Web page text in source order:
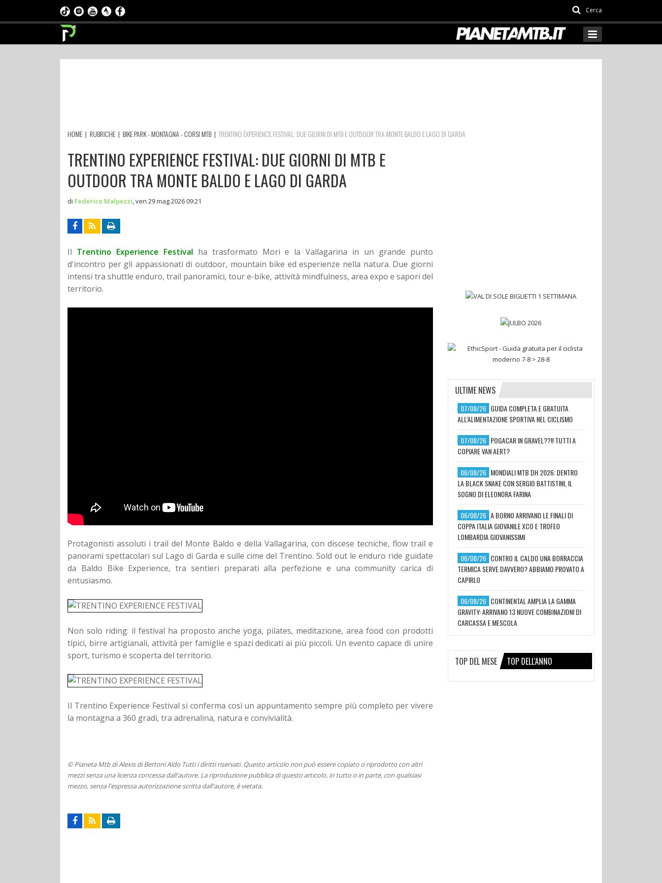
Cerca
HOME | RUBRICHE | BIKE PARK - MONTAGNA - CORSI MTB | TRENTINO EXPERIENCE FESTIVAL: DUE GIORNI DI MTB E OUTDOOR TRA MONTE BALDO E LAGO DI GARDA
TRENTINO EXPERIENCE FESTIVAL: DUE GIORNI DI MTB E
OUTDOOR TRA MONTE BALDO E LAGO DI GARDA
di Federico Malpezzi ven 29 mag 2026 09:21
Il Trentino Experience Festival ha trasformato Mori e la Vallagarina in un grande punto
d'incontro per gli appassionati di outdoor, mountain bike ed esperienze nella natura. Due giorni
intensi tra shuttle enduro, trail panoramici, tour e-bike, attività mindfulness, area expo e sapori del
territorio.
Protagonisti assoluti i trail del Monte Baldo e della Vallagarina, con discese tecniche, flow trail e
panorami spettacolari sul Lago di Garda e sulle cime del Trentino. Sold out le enduro ride guidate
da Baldo Bike Experience, tra sentieri preparati alla perfezione e una community carica di
entusiasmo.
Non solo riding: il festival ha proposto anche yoga, pilates, meditazione, area food con prodotti
tipici, birre artigianali, attività per famiglie e spazi dedicati ai più piccoli. Un evento capace di unire
sport, turismo e scoperta del territorio.
Il Trentino Experience Festival si conferma così un appuntamento sempre più completo per vivere
la montagna a 360 gradi, tra adrenalina, natura e convivialità.
© Pianeta Mtb di Alexis di Bertoni Aldo Tutti i diritti riservati. Questo articolo non può essere copiato o riprodotto con altri
mezzi senza una licenza concessa dall'autore. La riproduzione pubblica di questo articolo, in tutto o in parte, con qualsiasi
mezzo, senza l'espressa autorizzazione scritta dall'autore, è vietata.
ULTIME NEWS
07/08/26 GUIDA COMPLETA E GRATUITA
ALL'ALIMENTAZIONE SPORTIVA NEL CICLISMO
07/08/26 POGACAR IN GRAVEL??!! TUTTI A
COPIARE VAN AERT?
06/08/26 MONDIALI MTB DH 2026: DENTRO
LA BLACK SNAKE CON SERGIO BATTISTINI, IL
SOGNO DI ELEONORA FARINA
06/08/26 A BORNO ARRIVANO LE FINALI DI
COPPA ITALIA GIOVANILE XCO E TROFEO
LOMBARDIA GIOVANISSIMI
06/08/26 CONTRO IL CALDO UNA BORRACCIA
TERMICA SERVE DAVVERO? ABBIAMO PROVATO A
CAPIRLO
06/08/26 CONTINENTAL AMPLIA LA GAMMA
GRAVITY: ARRIVANO 13 NUOVE COMBINAZIONI DI
CARCASSA E MESCOLA
TOP DEL MESE TOP DELL'ANNO